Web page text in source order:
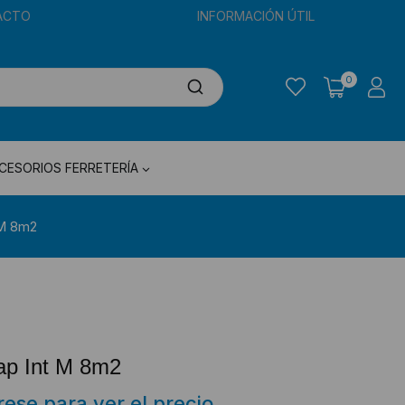
INFORMACIÓN ÚTIL
0
FERRETERÍA
8m2
Int M 8m2